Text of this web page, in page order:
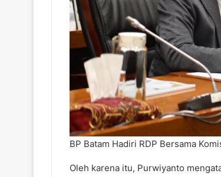
BP Batam Hadiri RDP Bersama
Oleh karena itu, Purwiyanto